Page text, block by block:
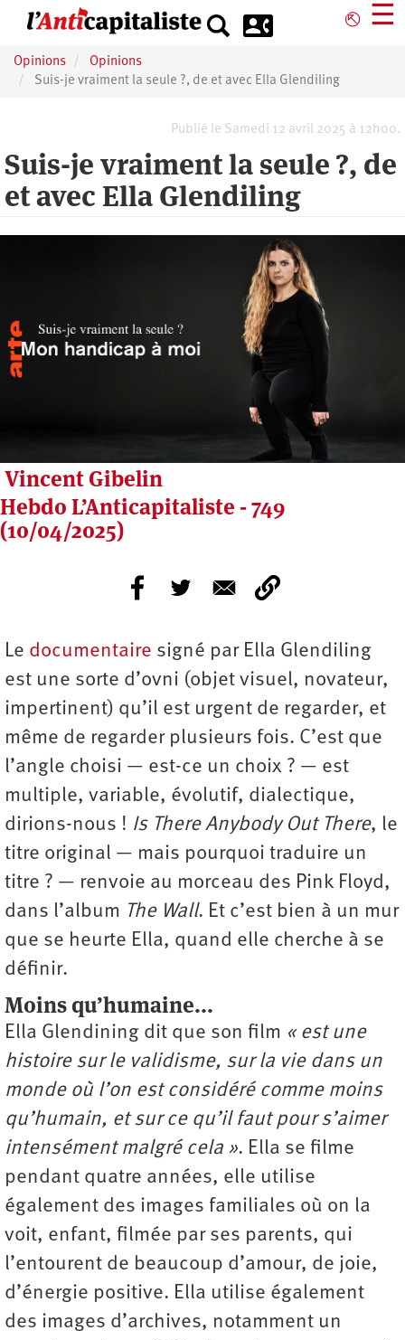
principal
⎋ ☰
Opinions
Opinions
Suis-je vraiment la seule ?, de et avec Ella Glendiling
Publié le Samedi 12 avril 2025 à 12h00.
Suis-je vraiment la seule ?, de
et avec Ella Glendiling
Vincent Gibelin
Hebdo L’Anticapitaliste - 749
(10/04/2025)
Le documentaire signé par Ella Glendiling
est une sorte d’ovni (objet visuel, novateur,
impertinent) qu’il est urgent de regarder, et
même de regarder plusieurs fois. C’est que
l’angle choisi — est-ce un choix ? — est
multiple, variable, évolutif, dialectique,
dirions-nous ! Is There Anybody Out There, le
titre original — mais pourquoi traduire un
titre ? — renvoie au morceau des Pink Floyd,
dans l’album The Wall. Et c’est bien à un mur
que se heurte Ella, quand elle cherche à se
définir.
Moins qu’humaine...
Ella Glendining dit que son film « est une
histoire sur le validisme, sur la vie dans un
monde où l’on est considéré comme moins
qu’humain, et sur ce qu’il faut pour s’aimer
intensément malgré cela ». Ella se filme
pendant quatre années, elle utilise
également des images familiales où on la
voit, enfant, filmée par ses parents, qui
l’entourent de beaucoup d’amour, de joie,
d’énergie positive. Ella utilise également
des images d’archives, notamment un